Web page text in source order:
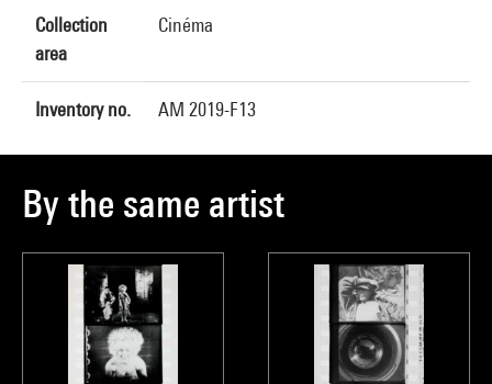
Collection
area
Cinéma
Inventory no. AM 2019-F13
By the same artist